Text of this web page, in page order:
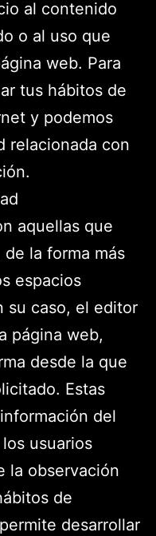
al contenido
o al uso que
web. Para
tus hábitos de
y podemos
relacionada con
aquellas que
la forma más
espacios
su caso, el editor
página web,
desde la que
Estas
del
usuarios
la observación
de
desarrollar